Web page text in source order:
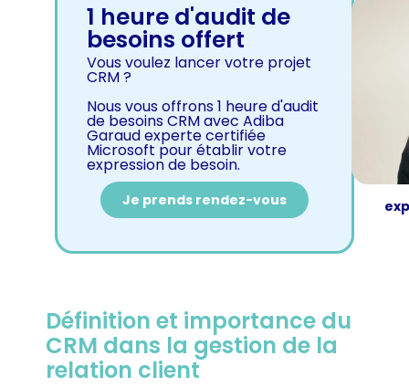
1 heure d'audit de
besoins offert
Vous voulez lancer votre projet
CRM ?
Nous vous offrons 1 heure d'audit
de besoins CRM avec Adiba
Garaud experte certifiée
Microsoft pour établir votre
expression de besoin.
Je prends rendez-vous
Définition et importance du
CRM dans la gestion de la
relation client